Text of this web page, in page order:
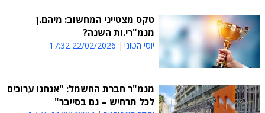
טקס מצטייני המחשוב: מיהם.ן
מנמ"רי.ות השנה?
יוסי הטוני 22/02/2026 17:32
מנמ"ר חברת החשמל: "אנחנו ערוכים
לכל תרחיש – גם בסייבר"